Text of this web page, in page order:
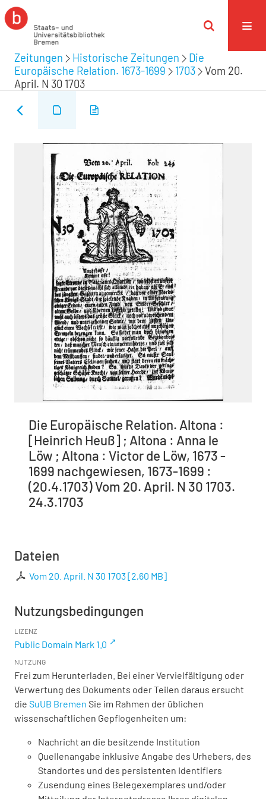
Zeitungen Historische Zeitungen
Die
Europäische Relation. 1673-1699
1703
Vom 20.
April. N 30 1703
Die Europäische Relation. Altona :
[Heinrich Heuß] ; Altona : Anna le
Löw ; Altona : Victor de Löw, 1673 -
1699 nachgewiesen, 1673-1699 :
(20.4.1703) Vom 20. April. N 30 1703.
24.3.1703
Dateien
Vom 20. April. N 30 1703[2,60 MB]
Nutzungsbedingungen
LIZENZ
Public Domain Mark 1.0
NUTZUNG
Frei zum Herunterladen. Bei einer Vervielfältigung oder
Verwertung des Dokuments oder Teilen daraus ersucht
die SuUB Bremen Sie im Rahmen der üblichen
wissenschaftlichen Gepflogenheiten um:
Nachricht an die besitzende Institution
Quellenangabe inklusive Angabe des Urhebers, des
Standortes und des persistenten Identifiers
Zusendung eines Belegexemplares und/oder